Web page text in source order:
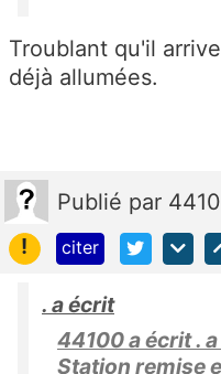
Troublant qu'il
déjà allumées.
Publié par
!
citer
. a écrit
44100 a écrit .
Station remise